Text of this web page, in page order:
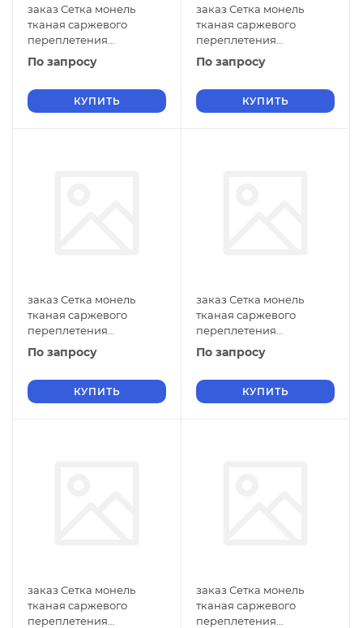
заказ Сетка монель
тканая саржевого
переплетения
двусторонняя
фильтровая 0,9х0,3 мм
ячейки
По запросу
КУПИТЬ
заказ Сетка монель
тканая саржевого
переплетения
двусторонняя
фильтровая 0,9х0,2 мм
ячейки
По запросу
КУПИТЬ
заказ Сетка монель
тканая саржевого
переплетения
двусторонняя
фильтровая 0,9х0,18 мм
ячейки
По запросу
КУПИТЬ
заказ Сетка монель
тканая саржевого
переплетения
двусторонняя
фильтровая 0,9х0,16 мм
ячейки
По запросу
КУПИТЬ
заказ Сетка монель
тканая саржевого
переплетения
заказ Сетка монель
тканая саржевого
переплетения